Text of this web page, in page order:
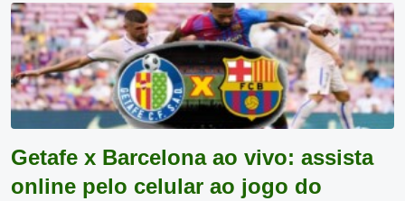
Getafe x Barcelona ao vivo: assista
online pelo celular ao jogo do